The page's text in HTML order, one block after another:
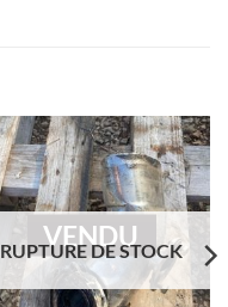
VENDU
RUPTURE DE STOCK